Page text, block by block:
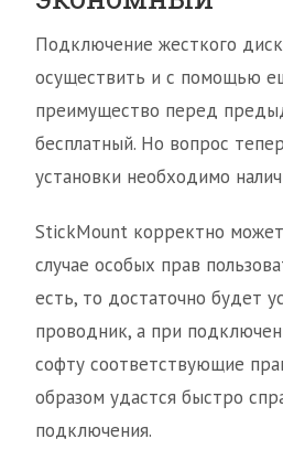
Подключение жесткого
осуществить и с помощью
преимущество перед
бесплатный. Но вопрос
установки необходимо
StickMount корректно
случае особых прав
есть, то достаточно будет
проводник, а при
софту соответствующие
образом удастся быстро
подключения.